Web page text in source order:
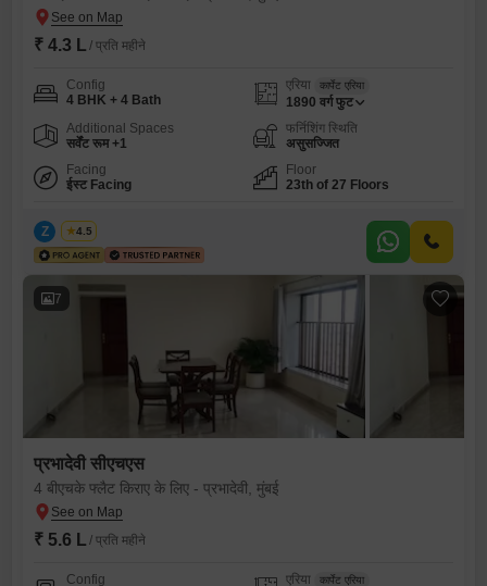
₹ 4.3 L / प्रति महीने
Config
4 BHK + 4 Bath
एरिया कार्पेट एरिया
1890 वर्ग फुट
Additional Spaces
सर्वेंट रूम +1
फर्निशिंग स्थिति
असुसज्जित
Facing
ईस्ट Facing
Floor
23th of 27 Floors
Z Zeltro
4.5
7
प्रभादेवी सीएचएस
4 बीएचके फ्लैट किराए के लिए - प्रभादेवी, मुंबई
₹ 5.6 L / प्रति महीने
Config
एरिया कार्पेट एरिया